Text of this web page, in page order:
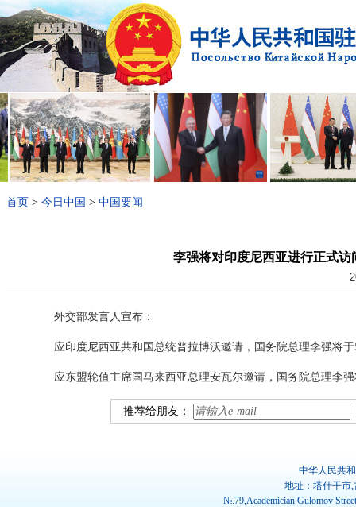
首页 > 今日中国 > 中国要闻
李强将对印度尼西亚进行正式
外交部发言人宣布：
应印度尼西亚共和国总统普拉博沃邀请，国务院总理李强将
应东盟轮值主席国马来西亚总理安瓦尔邀请，国务院总理李
推荐给朋友：
中华人民共
地址：塔什干市
№.79,Academician Gulomov